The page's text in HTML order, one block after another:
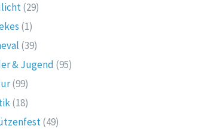
(29)
(1)
(39)
& Jugend (95)
(99)
(18)
(49)